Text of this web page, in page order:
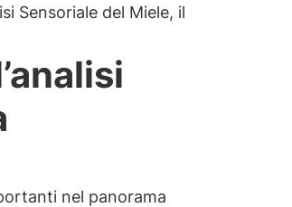
Sensoriale del Miele, il
nel panorama